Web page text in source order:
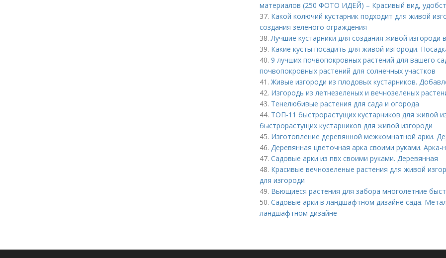
материалов (250 ФОТО ИДЕЙ) – Красивый вид,
37. Какой колючий кустарник подходит для живой
создания зеленого ограждения
38.Лучшие кустарники для создания живой изгороди
39. Какие кусты посадить для живой изгороди.
40. 9 лучших почвопокровных растений для вашего
почвопокровных растений для солнечных участков
41.Живые изгороди из плодовых кустарников.
42. Изгородь из летнезеленых и вечнозеленых
43. Тенелюбивые растения для сада и огорода
44. ТОП-11 быстрорастущих кустарников для живой
быстрорастущих кустарников для живой изгороди
45. Изготовление деревянной межкомнатной арки.
46. Деревянная цветочная арка своими руками. Арка-
47. Садовые арки из пвх своими руками. Деревянная
48. Красивые вечнозеленые растения для живой
для изгороди
49. Вьющиеся растения для забора многолетние
50. Садовые арки в ландшафтном дизайне сада.
ландшафтном дизайне